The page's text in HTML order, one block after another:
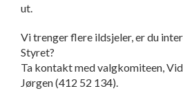
ut.
Vi trenger flere ildsjeler, er du
Styret?
Ta kontakt med valgkomiteen,
Jørgen (412 52 134).